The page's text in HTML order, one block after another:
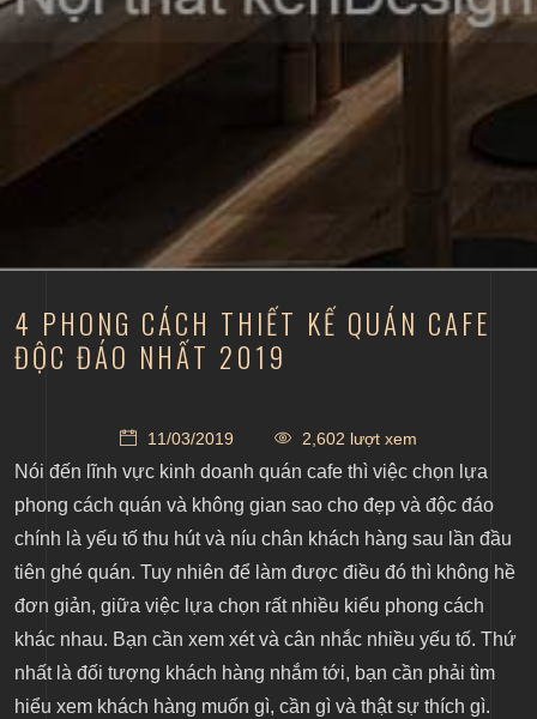
​4 PHONG CÁCH THIẾT KẾ QUÁN CAFE
ĐỘC ĐÁO NHẤT 2019
11/03/2019 2,602 lượt xem
Nói đến lĩnh vực kinh doanh quán cafe thì việc chọn lựa
phong cách quán và không gian sao cho đẹp và độc đáo
chính là yếu tố thu hút và níu chân khách hàng sau lần đầu
tiên ghé quán. Tuy nhiên để làm được điều đó thì không hề
đơn giản, giữa việc lựa chọn rất nhiều kiểu phong cách
khác nhau. Bạn cần xem xét và cân nhắc nhiều yếu tố. Thứ
nhất là đối tượng khách hàng nhắm tới, bạn cần phải tìm
hiểu xem khách hàng muốn gì, cần gì và thật sự thích gì.